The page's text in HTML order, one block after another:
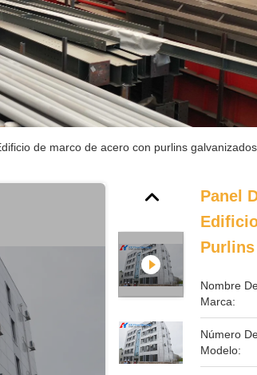
de marco de acero con purlins
Panel
Nombre
Marca:
Número
Modelo: